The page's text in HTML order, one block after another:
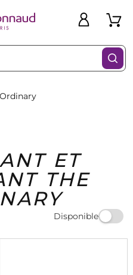
Idées
Cadeaux
Bons
Plans
ET
THE
Disponible
Filtres